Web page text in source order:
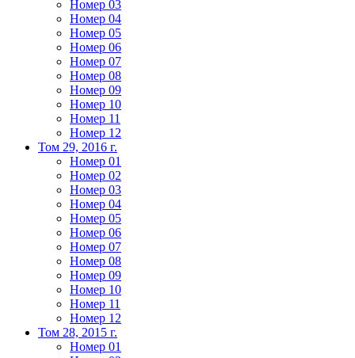
Номер 03
Номер 04
Номер 05
Номер 06
Номер 07
Номер 08
Номер 09
Номер 10
Номер 11
Номер 12
Том 29, 2016 г.
Номер 01
Номер 02
Номер 03
Номер 04
Номер 05
Номер 06
Номер 07
Номер 08
Номер 09
Номер 10
Номер 11
Номер 12
Том 28, 2015 г.
Номер 01